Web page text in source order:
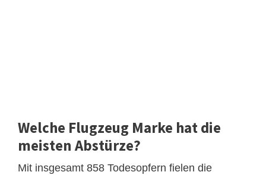
Welche Flugzeug Marke hat die
meisten Abstürze?
Mit insgesamt 858 Todesopfern fielen die